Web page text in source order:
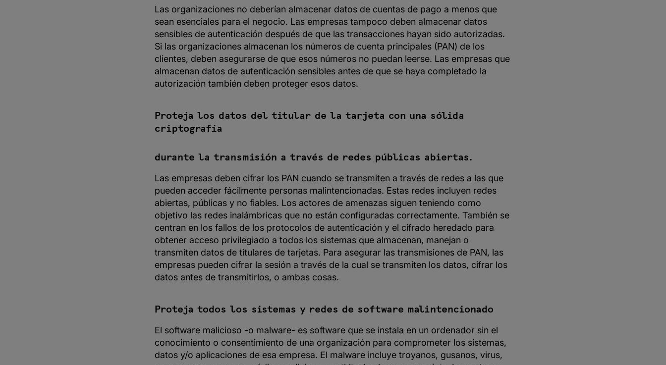
Las organizaciones no deberían almacenar datos de cuentas de pago a menos que
sean esenciales para el negocio. Las empresas tampoco deben almacenar datos
sensibles de autenticación después de que las transacciones hayan sido autorizadas.
Si las organizaciones almacenan los números de cuenta principales (PAN) de los
clientes, deben asegurarse de que esos números no puedan leerse. Las empresas que
almacenan datos de autenticación sensibles antes de que se haya completado la
autorización también deben proteger esos datos.
Proteja los datos del titular de la tarjeta con una sólida
criptografía
durante la transmisión a través de redes públicas abiertas.
Las empresas deben cifrar los PAN cuando se transmiten a través de redes a las que
pueden acceder fácilmente personas malintencionadas. Estas redes incluyen redes
abiertas, públicas y no fiables. Los actores de amenazas siguen teniendo como
objetivo las redes inalámbricas que no están configuradas correctamente. También se
centran en los fallos de los protocolos de autenticación y el cifrado heredado para
obtener acceso privilegiado a todos los sistemas que almacenan, manejan o
transmiten datos de titulares de tarjetas. Para asegurar las transmisiones de PAN, las
empresas pueden cifrar la sesión a través de la cual se transmiten los datos, cifrar los
datos antes de transmitirlos, o ambas cosas.
Proteja todos los sistemas y redes de software malintencionado
El software malicioso -o malware- es software que se instala en un ordenador sin el
conocimiento o consentimiento de una organización para comprometer los sistemas,
datos y/o aplicaciones de esa empresa. El malware incluye troyanos, gusanos, virus,